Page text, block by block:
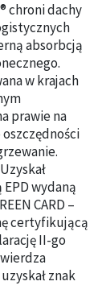
chroni dachy
absorbcją
w krajach
prawie na
wydaną
CARD –
certyfikującą
II-go
znak